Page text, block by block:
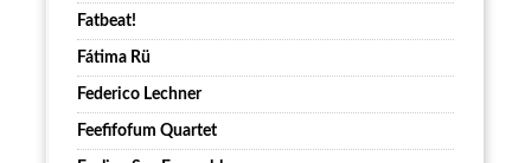
Fatbeat!
Fátima Rü
Federico Lechner
Feefifofum Quartet